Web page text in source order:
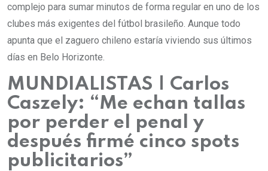
complejo para sumar minutos de forma regular en uno de los
clubes más exigentes del fútbol brasileño. Aunque todo
apunta que el zaguero chileno estaría viviendo sus últimos
días en Belo Horizonte.
MUNDIALISTAS | Carlos
Caszely: “Me echan tallas
por perder el penal y
después firmé cinco spots
publicitarios”